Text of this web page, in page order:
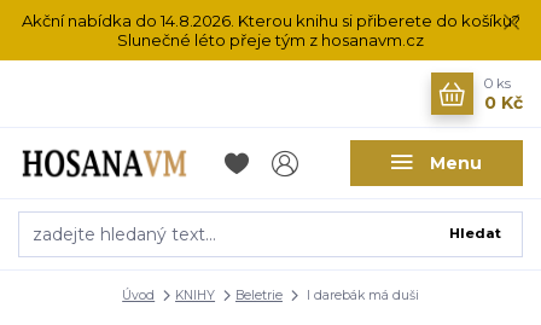
Akční nabídka do 14.8.2026. Kterou knihu si přiberete do košíku?
Slunečné léto přeje tým z hosanavm.cz
Menu
Hledat
0 ks
0 Kč
Úvod KNIHY Beletrie I darebák má duši